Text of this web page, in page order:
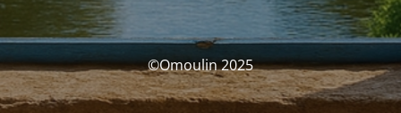
©Omoulin 2025